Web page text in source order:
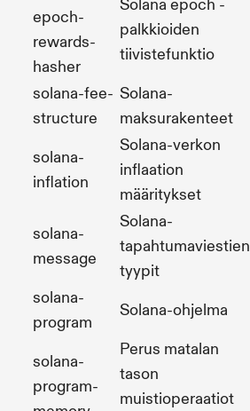
epoch-
rewards-
hasher
Solana epoch -
palkkioiden
tiivistefunktio
solana-fee-
structure
Solana-
maksurakenteet
solana-
inflation
Solana-verkon
inflaation
määritykset
solana-
message
Solana-
tapahtumaviestien
tyypit
solana-
program
Solana-ohjelma
solana-
program-
Perus matalan
tason
muistioperaatiot